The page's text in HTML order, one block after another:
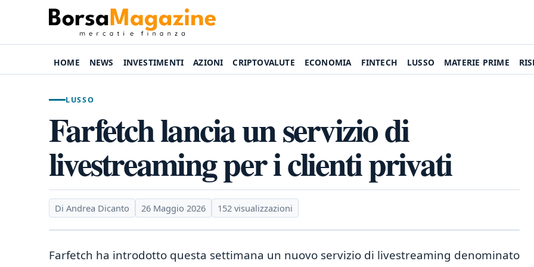
HOME NEWS INVESTIMENTI AZIONI CRIPTOVALUTE ECONOMIA FINTECH LUSSO MATERIE PRIME
LUSSO
Farfetch lancia un servizio di
livestreaming per i clienti privati
Di Andrea Dicanto 26 Maggio 2026 152 visualizzazioni
Farfetch ha introdotto questa settimana un nuovo servizio di livestreaming denominato